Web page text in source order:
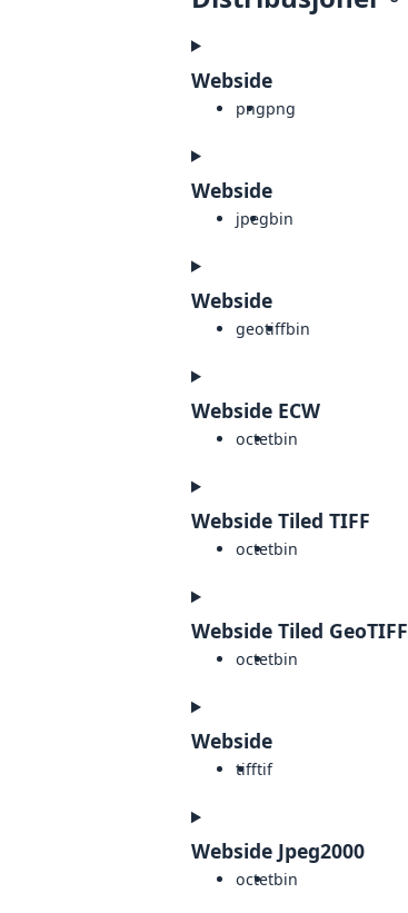
Webside
pngpng
Webside
jpegbin
Webside
geotiffbin
Webside ECW
octetbin
Webside Tiled TIFF
octetbin
Webside Tiled GeoTIFF
octetbin
Webside
tifftif
Webside Jpeg2000
octetbin